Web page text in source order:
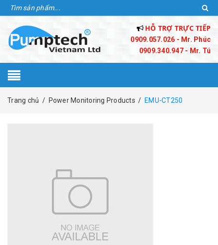
HỖ TRỢ TRỰC TIẾP
0909.057.026 - Mr. Phúc
0909.340.947 - Mr. Tú
Trang chủ / Power Monitoring Products / EMU-CT250